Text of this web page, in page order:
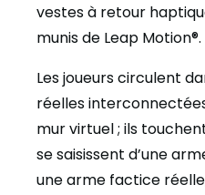
vestes à retour
munis de Leap Motion®.
Les joueurs circulent
réelles
mur virtuel ; ils
se saisissent d’une
une arme factice